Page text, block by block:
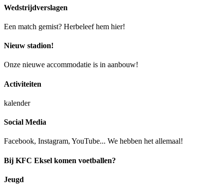
Wedstrijdverslagen
Een match gemist? Herbeleef hem hier!
Nieuw stadion!
Onze nieuwe accommodatie is in aanbouw!
Activiteiten
kalender
Social Media
Facebook, Instagram, YouTube... We hebben het allemaal!
Bij KFC Eksel komen voetballen?
Jeugd